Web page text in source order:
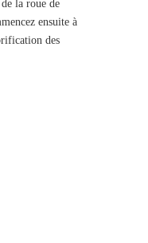
la roue de
ensuite à
des